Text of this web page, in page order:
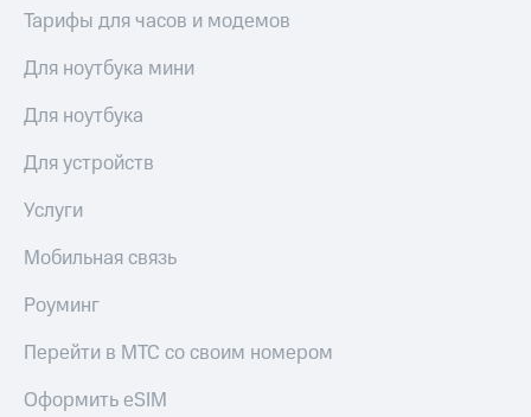
Описание
Еврооблигации-2023
Уведомление
погашении
облигаций
Реквизиты
развитие
На главную
Тарифы для часов и модемов
Для ноутбука мини
Для ноутбука
Для устройств
Услуги
Мобильная связь
Роуминг
Перейти в МТС со своим номером
Оформить eSIM